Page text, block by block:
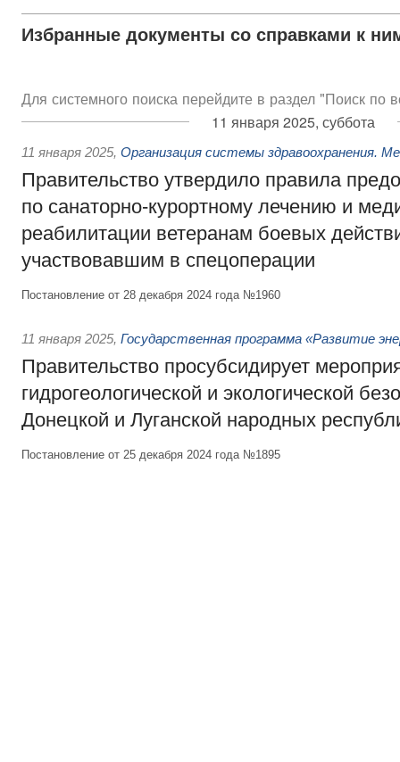
Избранные документы со справками к
Для системного поиска перейдите в раздел "Поиск по
11 января 2025, суббота
11 января 2025, Организация системы здравоохранения.
Правительство утвердило правила
по санаторно-курортному лечению и
реабилитации ветеранам боевых
участвовавшим в спецоперации
Постановление от 28 декабря 2024 года №1960
11 января 2025, Государственная программа «Развитие
Правительство просубсидирует
гидрогеологической и экологической
Донецкой и Луганской народных
Постановление от 25 декабря 2024 года №1895